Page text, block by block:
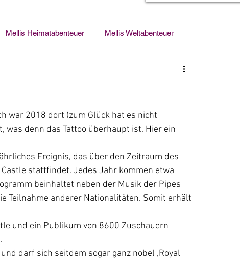
Mellis Heimatabenteuer Mellis Weltabenteuer
war 2018 dort (zum Glück hat es nicht
was denn das Tattoo überhaupt ist. Hier ein
Ereignis, das über den Zeitraum des
stattfindet. Jedes Jahr kommen etwa
beinhaltet neben der Musik der Pipes
Teilnahme anderer Nationalitäten. Somit erhält
und ein Publikum von 8600 Zuschauern
darf sich seitdem sogar ganz nobel ‚Royal